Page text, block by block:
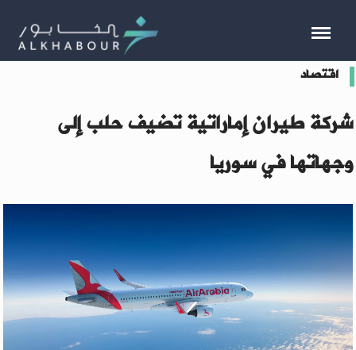
اقتصاد
شركة طيران إماراتية تضيف حلب إلى
وجهاتها في سوريا